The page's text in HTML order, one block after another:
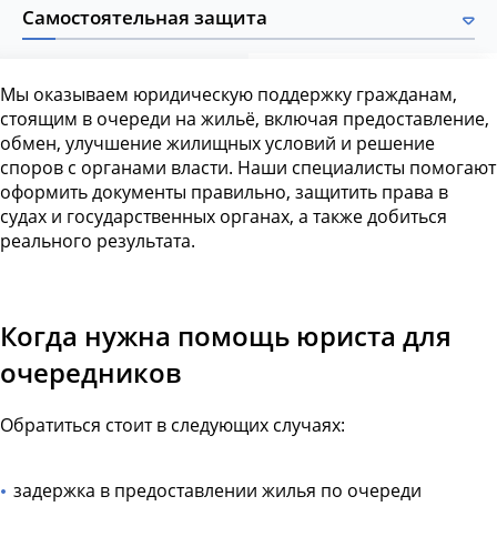
Самостоятельная защита
Мы оказываем юридическую поддержку гражданам,
стоящим в очереди на жильё, включая предоставление,
обмен, улучшение жилищных условий и решение
споров с органами власти. Наши специалисты помогают
оформить документы правильно, защитить права в
судах и государственных органах, а также добиться
реального результата.
Когда нужна помощь юриста для
очередников
Обратиться стоит в следующих случаях:
задержка в предоставлении жилья по очереди